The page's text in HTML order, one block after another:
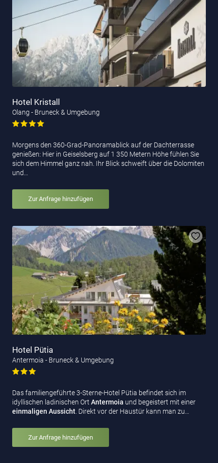
Hotel Kristall
Olang - Bruneck & Umgebung
Morgens den 360-Grad-Panoramablick auf der Dachterrasse
genießen: Hier in Geiselsberg auf 1 350 Metern Höhe fühlen Sie
sich dem Himmel ganz nah. Ihr Blick schweift über die Dolomiten
und…
Zur Anfrage hinzufügen
Hotel Pütia
Antermoia - Bruneck & Umgebung
Das familiengeführte 3-Sterne-Hotel Pütia befindet sich im
idyllischen ladinischen Ort Antermoia und begeistert mit einer
einmaligen Aussicht . Direkt vor der Haustür kann man zu…
Zur Anfrage hinzufügen